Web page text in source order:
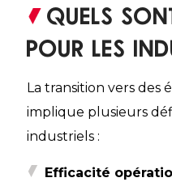
Quels
pour les
La transition vers des
implique plusieurs
industriels :
Efficacité